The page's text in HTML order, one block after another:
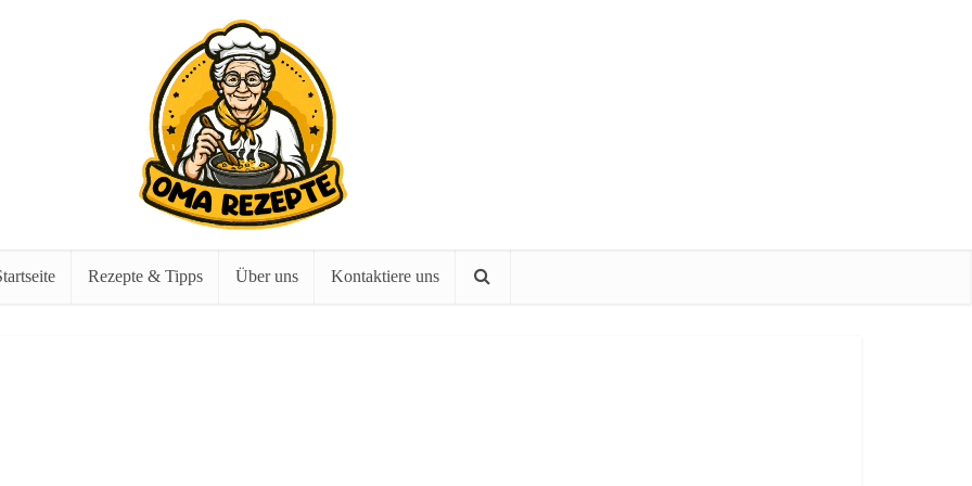
Rezepte & Tipps Über uns Kontaktiere uns